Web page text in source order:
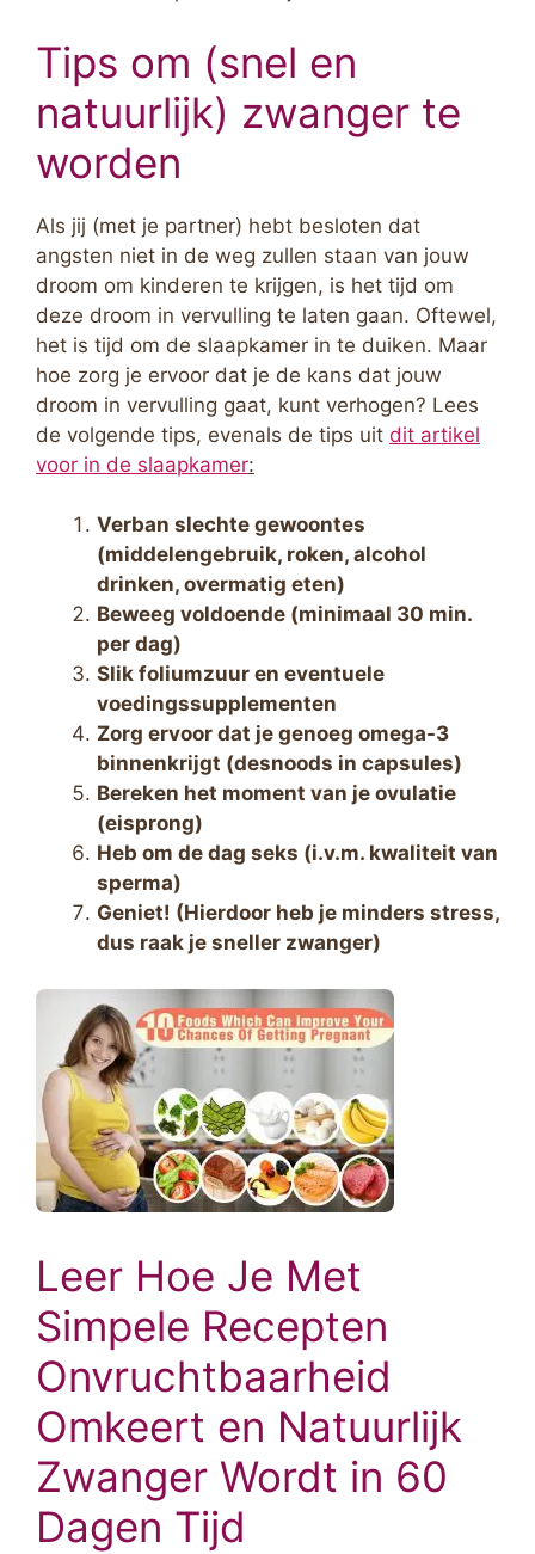
Tips om (snel en
natuurlijk) zwanger te
worden
Als jij (met je partner) hebt besloten dat
angsten niet in de weg zullen staan van jouw
droom om kinderen te krijgen, is het tijd om
deze droom in vervulling te laten gaan. Oftewel,
het is tijd om de slaapkamer in te duiken. Maar
hoe zorg je ervoor dat je de kans dat jouw
droom in vervulling gaat, kunt verhogen? Lees
de volgende tips, evenals de tips uit dit artikel
voor in de slaapkamer:
Verban slechte gewoontes
(middelengebruik, roken, alcohol
drinken, overmatig eten)
Beweeg voldoende (minimaal 30 min.
per dag)
Slik foliumzuur en eventuele
voedingssupplementen
Zorg ervoor dat je genoeg omega-3
binnenkrijgt (desnoods in capsules)
Bereken het moment van je ovulatie
(eisprong)
Heb om de dag seks (i.v.m. kwaliteit van
sperma)
Geniet! (Hierdoor heb je minders stress,
dus raak je sneller zwanger)
Leer Hoe Je Met
Simpele Recepten
Onvruchtbaarheid
Omkeert en Natuurlijk
Zwanger Wordt in 60
Dagen Tijd